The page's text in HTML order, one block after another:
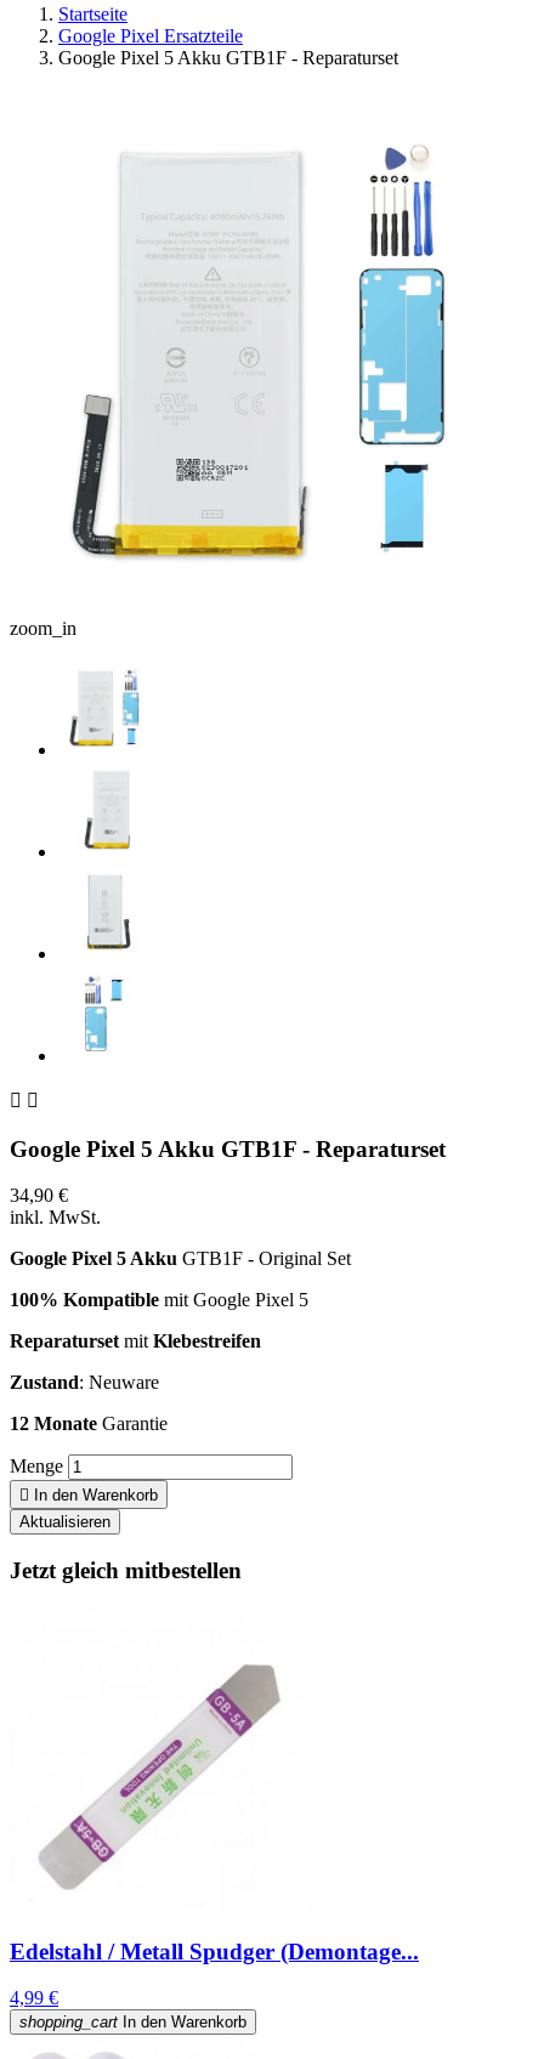
Startseite
Google Pixel Ersatzteile
Google Pixel 5 Akku GTB1F - Reparaturset
zoom_in
 
Google Pixel 5 Akku GTB1F - Reparaturset
34,90 €
inkl. MwSt.
Google Pixel 5 Akku GTB1F - Original Set
100% Kompatible mit Google Pixel 5
ReparatursetmitKlebestreifen
Zustand: Neuware
12 Monate Garantie
Menge
 In den Warenkorb
Jetzt gleich mitbestellen
Edelstahl / Metall Spudger (Demontage...
4,99 €
shopping_cart In den Warenkorb